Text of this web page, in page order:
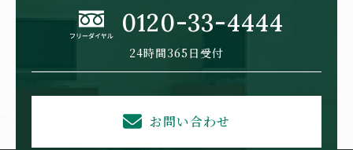
0120-33-4444
24時間365日受付
お問い合わせ